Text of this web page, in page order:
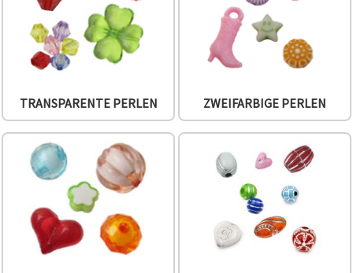
TRANSPARENTE PERLEN ZWEIFARBIGE PERLEN